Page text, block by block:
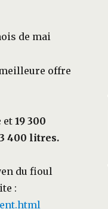
de mai
offre
et 19 300
400 litres.
du fioul
: